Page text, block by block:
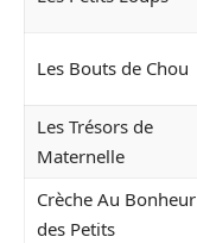
Les Bouts de Chou
Les Trésors de
Maternelle
Crèche Au Bonheur
des Petits